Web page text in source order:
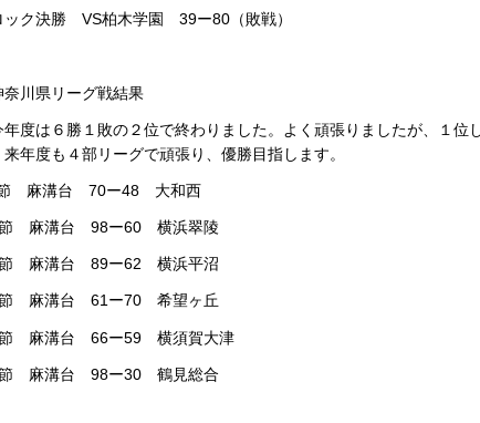
ク決勝 VS柏木学園 39ー80（敗戦）
川県リーグ戦結果
は６勝１敗の２位で終わりました。よく頑張りましたが、１位
年度も４部リーグで頑張り、優勝目指します。
麻溝台 70ー48 大和西
麻溝台 98ー60 横浜翠陵
麻溝台 89ー62 横浜平沼
麻溝台 61ー70 希望ヶ丘
麻溝台 66ー59 横須賀大津
麻溝台 98ー30 鶴見総合